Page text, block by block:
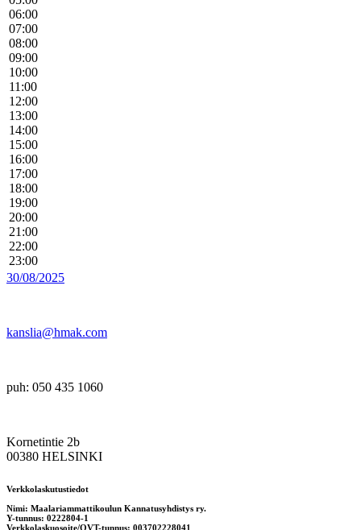
06:00
07:00
08:00
09:00
10:00
11:00
12:00
13:00
14:00
15:00
16:00
17:00
18:00
19:00
20:00
21:00
22:00
23:00
30/08/2025
kanslia@hmak.com
puh: 050 435 1060
Kornetintie 2b
00380 HELSINKI
Verkkolaskutustiedot
Nimi: Maalariammattikoulun Kannatusyhdistys ry.
Y-tunnus: 0222804-1
Verkkolaskuosoite/OVT-tunnus: 003702228041